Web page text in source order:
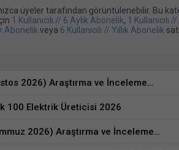
üyeler tarafından görüntülenebilir. Bu
1 Kullanıcılı // 6 Aylık Abonelik, 1 Kullanıcılı
Abonelikveya 6 Kullanıcılı // Yıllık Abonelik
2026) Araştırma ve İnceleme…
100 Elektrik Üreticisi 2026
2026) Araştırma ve İnceleme…